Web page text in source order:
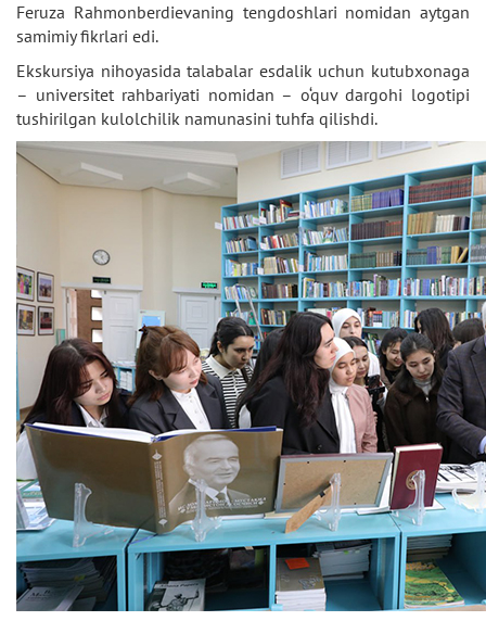
Feruza Rahmonberdievaning tengdoshlari nomidan aytgan
samimiy fikrlari edi.
Ekskursiya nihoyasida talabalar esdalik uchun kutubxonaga
– universitet rahbariyati nomidan – o‘quv dargohi logotipi
tushirilgan kulolchilik namunasini tuhfa qilishdi.